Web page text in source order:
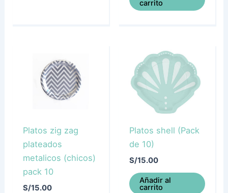
carrito
Platos zig zag
plateados
metalicos (chicos)
pack 10
S/15.00
Platos shell (Pack
de 10)
S/15.00
Añadir al
carrito